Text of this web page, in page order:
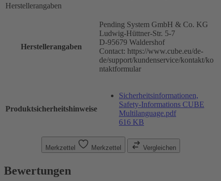
Herstellerangaben
Herstellerangaben
Pending System GmbH & Co. KG
Ludwig-Hüttner-Str. 5-7
D-95679 Waldershof
Contact: https://www.cube.eu/de-
de/support/kundenservice/kontakt/ko
ntaktformular
Produktsicherheitshinweise
Sicherheitsinformationen,
Safety-Informations CUBE
Multilanguage.pdf
616 KB
Merkzettel Merkzettel Vergleichen
Bewertungen